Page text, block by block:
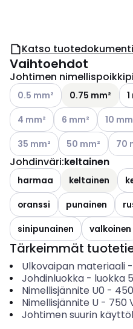
Katso
Vaihtoehdot
Johtimen
Katso käytettävissä olevat
0.5 mm² 0.75 mm²
Katso käytettävissä olevat
4 mm² Katso
6 mm² Katso
10
Katso käytettävissä olevat
35 mm² Katso
50 mm² 70
Johdinväri:keltainen
harmaa keltainen
oranssi
punainen
sinipunainen
valkoinen
Tärkeimmät
Ulkovaipan materiaali-
Johdinluokka- luokka
Nimellisjännite U0 - 450
Nimellisjännite U- 750
Johtimen suurin